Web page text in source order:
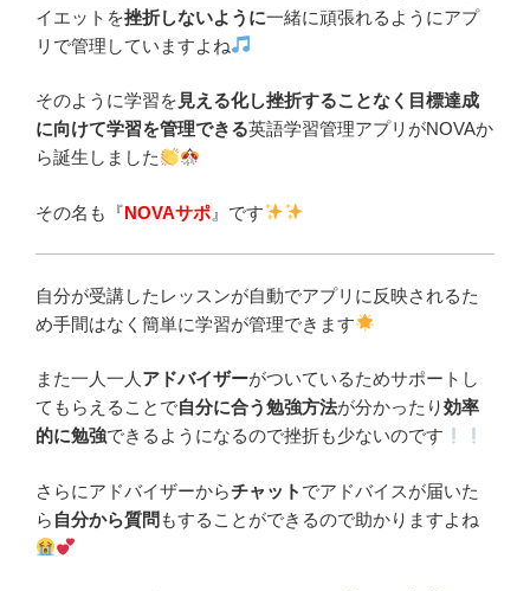
イエットを挫折しないように一緒に頑張れるようにアプ
リで管理していますよね
そのように学習を 見える化し挫折することなく目標達成
に向けて学習を管理できる英語学習管理アプリがNOVAか
ら誕生しました
その名も『NOVAサポ 』です
自分が受講したレッスンが自動でアプリに反映されるた
め手間はなく簡単に学習が管理できます
また一人一人 アドバイザーがついているためサポートし
てもらえることで自分に合う勉強方法が分かったり効率
的に勉強できるようになるので挫折も少ないのです
さらにアドバイザーからチャット でアドバイスが届いた
ら 自分から質問 もすることができるので助かりますよね